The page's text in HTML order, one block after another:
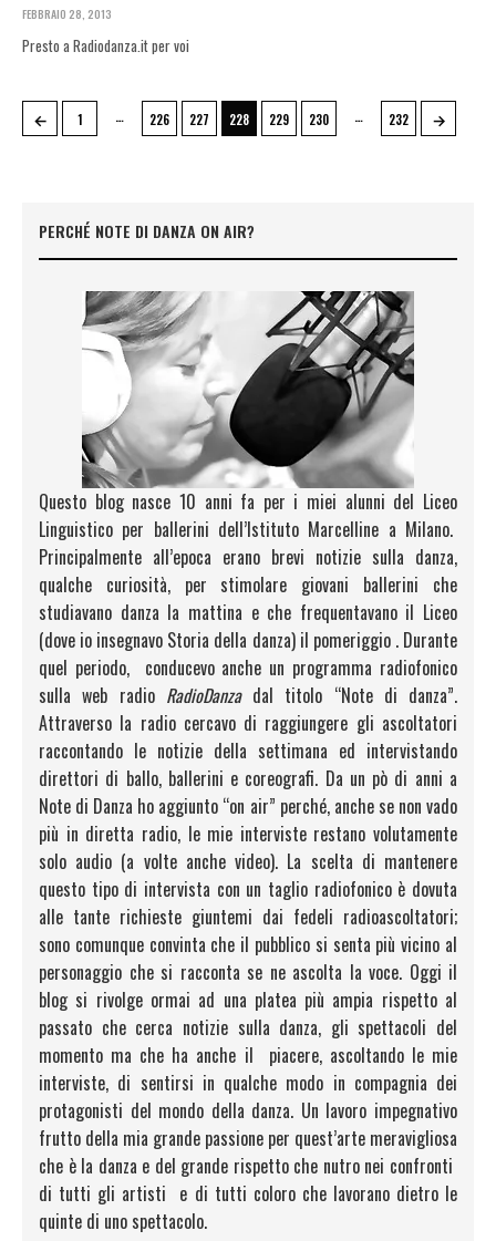
FEBBRAIO 28, 2013
Presto a Radiodanza.it per voi
← 1 … 226 227 228 229 230 … 232 →
PERCHÉ NOTE DI DANZA ON AIR?
Questo blog nasce 10 anni fa per i miei alunni del Liceo
Linguistico per ballerini dell’Istituto Marcelline a Milano.
Principalmente all’epoca erano brevi notizie sulla danza,
qualche curiosità, per stimolare giovani ballerini che
studiavano danza la mattina e che frequentavano il Liceo
(dove io insegnavo Storia della danza) il pomeriggio . Durante
quel periodo, conducevo anche un programma radiofonico
sulla web radio RadioDanza dal titolo “Note di danza”.
Attraverso la radio cercavo di raggiungere gli ascoltatori
raccontando le notizie della settimana ed intervistando
direttori di ballo, ballerini e coreografi. Da un pò di anni a
Note di Danza ho aggiunto “on air” perché, anche se non vado
più in diretta radio, le mie interviste restano volutamente
solo audio (a volte anche video). La scelta di mantenere
questo tipo di intervista con un taglio radiofonico è dovuta
alle tante richieste giuntemi dai fedeli radioascoltatori;
sono comunque convinta che il pubblico si senta più vicino al
personaggio che si racconta se ne ascolta la voce. Oggi il
blog si rivolge ormai ad una platea più ampia rispetto al
passato che cerca notizie sulla danza, gli spettacoli del
momento ma che ha anche il piacere, ascoltando le mie
interviste, di sentirsi in qualche modo in compagnia dei
protagonisti del mondo della danza. Un lavoro impegnativo
frutto della mia grande passione per quest’arte meravigliosa
che è la danza e del grande rispetto che nutro nei confronti
di tutti gli artisti e di tutti coloro che lavorano dietro le
quinte di uno spettacolo.